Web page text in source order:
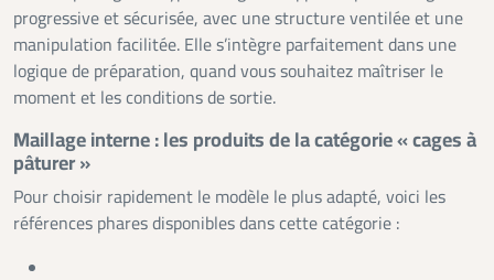
progressive et sécurisée, avec une structure ventilée et une
manipulation facilitée. Elle s’intègre parfaitement dans une
logique de préparation, quand vous souhaitez maîtriser le
moment et les conditions de sortie.
Maillage interne : les produits de la catégorie « cages à
pâturer »
Pour choisir rapidement le modèle le plus adapté, voici les
références phares disponibles dans cette catégorie :